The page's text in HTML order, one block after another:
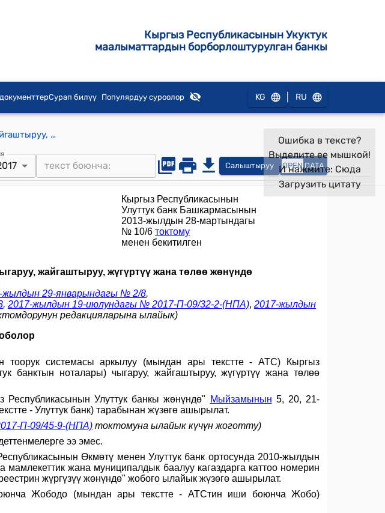
Кыргыз Республикасынын Укуктук
маалыматтардын борборлоштурулган банкы
Сурап билүү Популярдуу суроолор KG RU
Кыргыз Республикасынын Улуттук банкынын ноталарын чыгаруу, жайгаштыруу, жүгүртүү жана төлөө жөнүндө ЖОБО (Кыргыз Республикасынын Улуттук банк Башкармасынын 2013-жылдын 28-мартындагы № 10/6 токтому менен бекитилген)
Салыштыруу OPEN DATA
Ошибка в тексте?
Выделите ее мышкой!
И нажмите: Сюда
Загрузить цитату